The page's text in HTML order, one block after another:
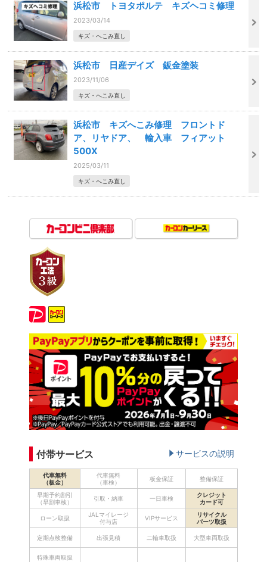
浜松市 トヨタポルテ キズヘコミ修理
2023/03/14
キズ・へこみ直し
浜松市 日産デイズ 鈑金塗装
2023/11/06
キズ・へこみ直し
浜松市 キズへこみ修理 フロントド
ア、リヤドア、 輸入車 フィアット
500X
2025/03/11
キズ・へこみ直し
付帯サービス サービスの説明
代車無料
（板金）
代車無料
（車検）
板金保証 整備保証
早期予約割引
（早割車検）
引取・納車 一日車検
クレジット
カード可
ローン取扱
JALマイレージ
付与店
VIPサービス
リサイクル
パーツ取扱
定期点検整備 出張見積 二輪車取扱 大型車両取扱
特殊車両取扱